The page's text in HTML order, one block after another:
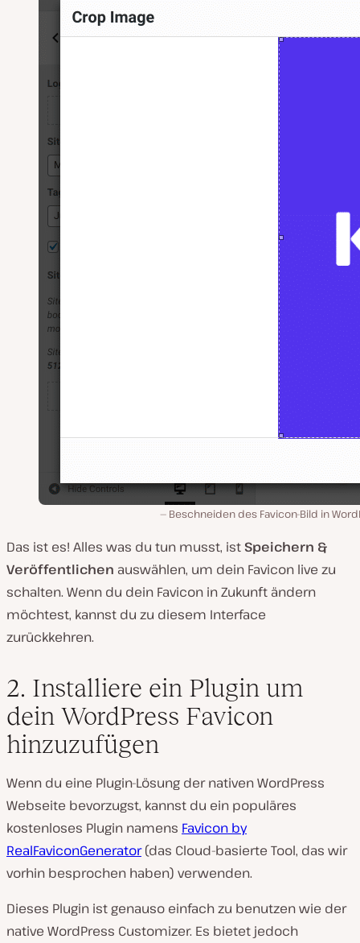
Beschneiden des Favicon-Bild in
Das ist es! Alles was du tun musst, ist Speichern &
Veröffentlichen auswählen, um dein Favicon live zu
schalten. Wenn du dein Favicon in Zukunft ändern
möchtest, kannst du zu diesem Interface
zurückkehren.
2. Installiere ein Plugin um
dein WordPress Favicon
hinzuzufügen
Wenn du eine Plugin-Lösung der nativen WordPress
Webseite bevorzugst, kannst du ein populäres
kostenloses Plugin namens Favicon by
RealFaviconGenerator(das Cloud-basierte Tool, das wir
vorhin besprochen haben) verwenden.
Dieses Plugin ist genauso einfach zu benutzen wie der
native WordPress Customizer. Es bietet jedoch